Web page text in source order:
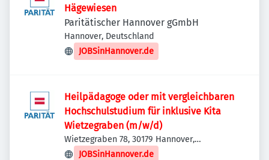
Hägewiesen
Paritätischer Hannover gGmbH
Hannover, Deutschland
JOBSinHannover.de
Heilpädagoge oder mit vergleichbaren
Hochschulstudium für inklusive Kita
Wietzegraben (m/w/d)
Wietzegraben 78, 30179 Hannover,
Deutschland
JOBSinHannover.de